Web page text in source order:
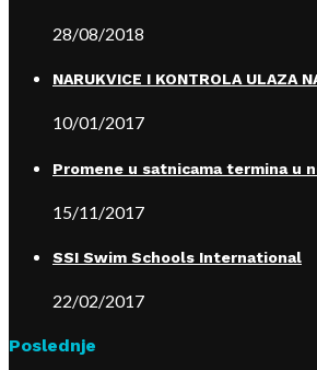
28/08/2018
NARUKVICE I KONTROLA ULAZA
10/01/2017
Promene u satnicama termina u
15/11/2017
SSI Swim Schools International
22/02/2017
Poslednje